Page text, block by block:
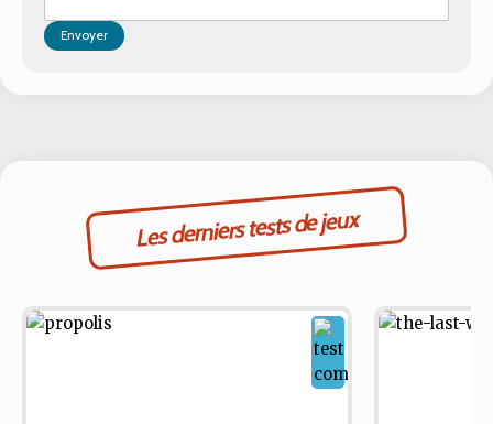
Envoyer
Les derniers tests de jeux